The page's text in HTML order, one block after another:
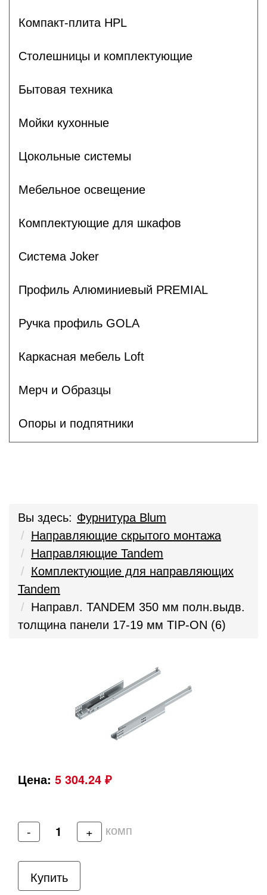
Компакт-плита HPL
Столешницы и комплектующие
Бытовая техника
Мойки кухонные
Цокольные системы
Мебельное освещение
Комплектующие для шкафов
Система Joker
Профиль Алюминиевый PREMIAL
Ручка профиль GOLA
Каркасная мебель Loft
Мерч и Образцы
Опоры и подпятники
Вы здесь: Фурнитура Blum
Направляющие скрытого монтажа
Направляющие Tandem
Комплектующие для направляющих
Tandem
Направл. TANDEM 350 мм полн.выдв.
толщина панели 17-19 мм TIP-ON (6)
Цена: 5 304.24 ₽
- + комп
Купить